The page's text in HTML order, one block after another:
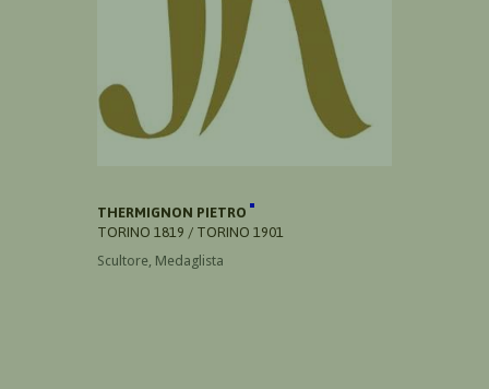
THERMIGNON PIETRO
TORINO 1819 / TORINO 1901
Scultore, Medaglista